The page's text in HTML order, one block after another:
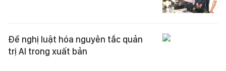
Đề nghị luật hóa nguyên tắc quản
trị AI trong xuất bản